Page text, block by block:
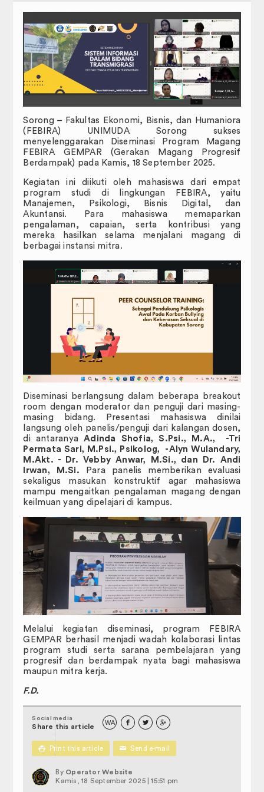
JADWAL PERKULIAHAN
SK PENASIHAT AKADEMIK
FORM PENGAJUAN MAHASISWA
Profil
Visi & Misi
Sasaran dan Tujuan
Struktur Organisasi
Kemahasiswaan
Dewan Perwakilan Mahasiswa
JIP Connectednees
RENOP dan RENSTRA
LAPORAN CAPAIAN MUTU PENDIDIKAN
Galeri
DOWNLOAD
E-Certificate
Perpustakaan Digital
Pengurusan Surat
Panduan
Hubungi Kami
Pedoman dan Peraturan
KUMPULAN SOP (STANDARD
OPERATING PROCEDURE)
Sorong – Fakultas Ekonomi, Bisnis, dan Humaniora
(FEBIRA) UNIMUDA Sorong sukses
menyelenggarakan Diseminasi Program Magang
FEBIRA GEMPAR (Gerakan Magang Progresif
Berdampak) pada Kamis, 18 September 2025.
Kegiatan ini diikuti oleh mahasiswa dari empat
program studi di lingkungan FEBIRA, yaitu
Manajemen, Psikologi, Bisnis Digital, dan
Akuntansi. Para mahasiswa memaparkan
pengalaman, capaian, serta kontribusi yang
mereka hasilkan selama menjalani magang di
berbagai instansi mitra.
Diseminasi berlangsung dalam beberapa breakout
room dengan moderator dan penguji dari masing-
masing bidang. Presentasi mahasiswa dinilai
langsung oleh panelis/penguji dari kalangan dosen,
di antaranya Adinda Shofia, S.Psi., M.A., -Tri
Permata Sari, M.Psi., Psikolog, -Alyn Wulandary,
M.Akt. - Dr. Vebby Anwar, M.Si., dan Dr. Andi
Irwan, M.Si.
Para panelis memberikan evaluasi
sekaligus masukan konstruktif agar mahasiswa
mampu mengaitkan pengalaman magang dengan
keilmuan yang dipelajari di kampus.
Melalui kegiatan diseminasi, program FEBIRA
GEMPAR berhasil menjadi wadah kolaborasi lintas
program studi serta sarana pembelajaran yang
progresif dan berdampak nyata bagi mahasiswa
maupun mitra kerja.
F.D.
Social media
Share this article
WA   
 Print this article ✉ Send e-mail
By Operator Website
Kamis, 18 September 2025 | 15:51 pm